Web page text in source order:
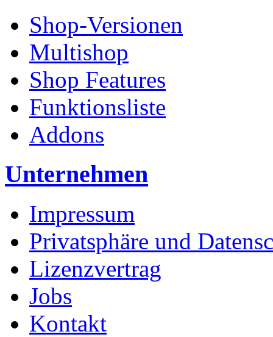
Shop-Versionen
Multishop
Shop Features
Funktionsliste
Addons
Unternehmen
Impressum
Privatsphäre und
Lizenzvertrag
Jobs
Kontakt